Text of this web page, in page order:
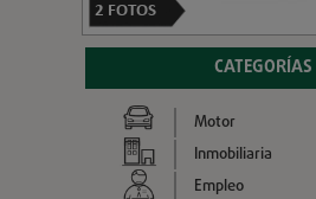
2 FOTOS
CATEGORÍAS
Motor
Inmobiliaria
Empleo